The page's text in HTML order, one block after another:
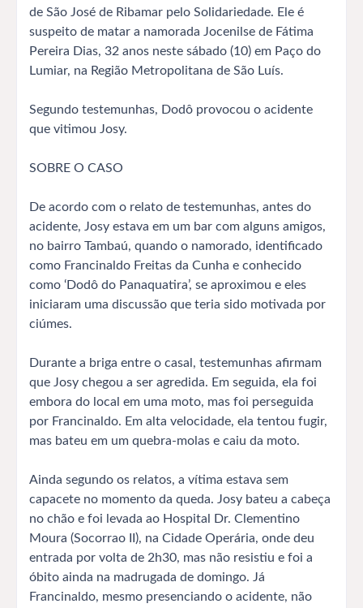
de São José de Ribamar pelo Solidariedade. Ele é
suspeito de matar a namorada Jocenilse de Fátima
Pereira Dias, 32 anos neste sábado (10) em Paço do
Lumiar, na Região Metropolitana de São Luís.
Segundo testemunhas, Dodô provocou o acidente
que vitimou Josy.
SOBRE O CASO
De acordo com o relato de testemunhas, antes do
acidente, Josy estava em um bar com alguns amigos,
no bairro Tambaú, quando o namorado, identificado
como Francinaldo Freitas da Cunha e conhecido
como ‘Dodô do Panaquatira’, se aproximou e eles
iniciaram uma discussão que teria sido motivada por
ciúmes.
Durante a briga entre o casal, testemunhas afirmam
que Josy chegou a ser agredida. Em seguida, ela foi
embora do local em uma moto, mas foi perseguida
por Francinaldo. Em alta velocidade, ela tentou fugir,
mas bateu em um quebra-molas e caiu da moto.
Ainda segundo os relatos, a vítima estava sem
capacete no momento da queda. Josy bateu a cabeça
no chão e foi levada ao Hospital Dr. Clementino
Moura (Socorrao II), na Cidade Operária, onde deu
entrada por volta de 2h30, mas não resistiu e foi a
óbito ainda na madrugada de domingo. Já
Francinaldo, mesmo presenciando o acidente, não